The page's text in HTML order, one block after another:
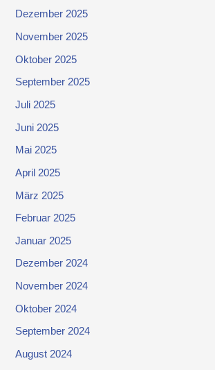
Dezember 2025
November 2025
Oktober 2025
September 2025
Juli 2025
Juni 2025
Mai 2025
April 2025
März 2025
Februar 2025
Januar 2025
Dezember 2024
November 2024
Oktober 2024
September 2024
August 2024